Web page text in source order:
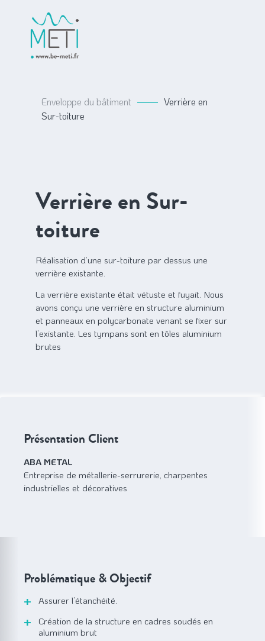
Enveloppe du bâtiment
Verrière en
Sur-toiture
Verrière en Sur-
toiture
Réalisation d’une sur-toiture par dessus une
verrière existante.
La verrière existante était vétuste et fuyait. Nous
avons conçu une verrière en structure aluminium
et panneaux en polycarbonate venant se fixer sur
l’existante. Les tympans sont en tôles aluminium
brutes
Présentation Client
ABA METAL
Entreprise de métallerie-serrurerie, charpentes
industrielles et décoratives
Problématique & Objectif
Assurer l’étanchéité.
Création de la structure en cadres soudés en
aluminium brut